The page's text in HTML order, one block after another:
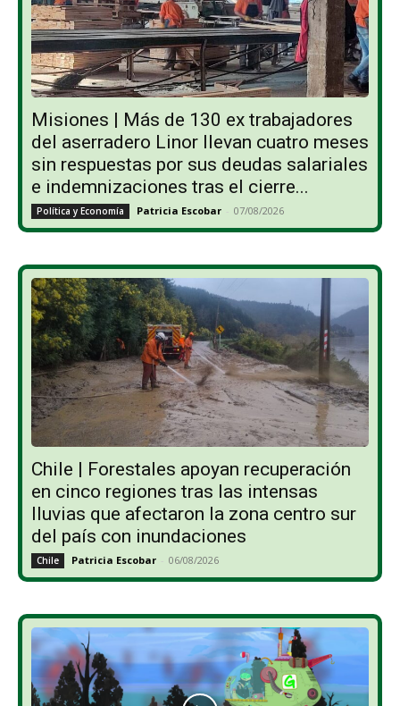
Misiones | Más de 130 ex trabajadores
del aserradero Linor llevan cuatro meses
sin respuestas por sus deudas salariales
e indemnizaciones tras el cierre...
Política y Economía Patricia Escobar - 07/08/2026
Chile | Forestales apoyan recuperación
en cinco regiones tras las intensas
lluvias que afectaron la zona centro sur
del país con inundaciones
Chile Patricia Escobar - 06/08/2026